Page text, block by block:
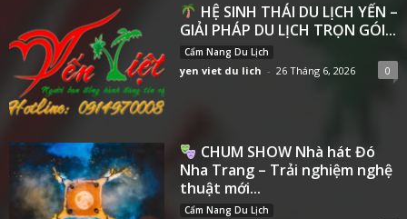
HỆ SINH THÁI DU LỊCH YẾN –
GIẢI PHÁP DU LỊCH TRỌN GÓI...
Cẩm Nang Du Lịch
yen viet du lich - 26 Tháng 6, 2026 0
CHUM SHOW Nhà hát Đó
Nha Trang – Trải nghiệm nghệ
thuật mới...
Cẩm Nang Du Lịch